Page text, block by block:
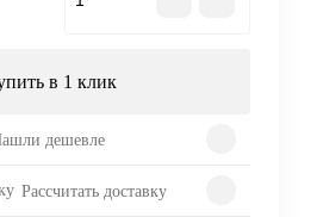
в 1 клик
дешевле
Рассчитать доставку